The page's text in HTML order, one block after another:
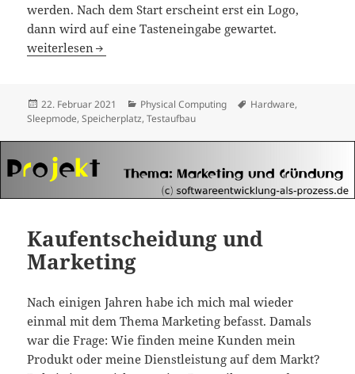
werden. Nach dem Start erscheint erst ein Logo,
dann wird auf eine Tasteneingabe gewartet.
Warntafel mit 7,5 Zoll ePaper für den Test
weiterlesen
Veröffentlicht
am
22. Februar 2021 Kategorien
Physical Computing Schlagwörter
Hardware,
Sleepmode,Speicherplatz,Testaufbau
Kaufentscheidung und
Marketing
Nach einigen Jahren habe ich mich mal wieder
einmal mit dem Thema Marketing befasst. Damals
war die Frage: Wie finden meine Kunden mein
Produkt oder meine Dienstleistung auf dem Markt?